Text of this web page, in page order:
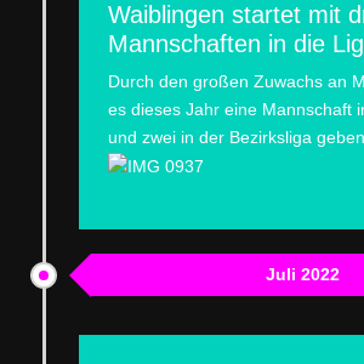
Waiblingen startet mit
Mannschaften in die
Durch den großen Zuwachs an
es dieses Jahr eine Mannschaft
und zwei in der Bezirksliga
Juli 2022